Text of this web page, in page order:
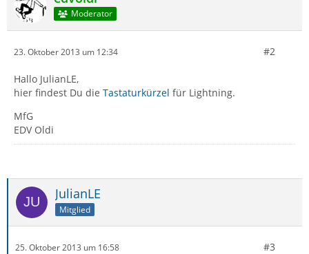
Moderator
23. Oktober 2013 um 12:34 #2
Hallo JulianLE,
hier findest Du die Tastaturkürzel für Lightning.
MfG
EDV Oldi
JulianLE
Mitglied
25. Oktober 2013 um 16:58 #3